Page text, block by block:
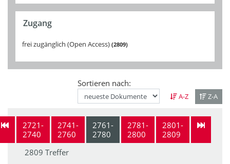
Zugang
frei zugänglich (Open Access) 2809
Sortieren nach:
A-Z Z-A
2721-
2740
2741-
2760
2761-
2780
2781-
2800
2801-
2809
2809 Treffer